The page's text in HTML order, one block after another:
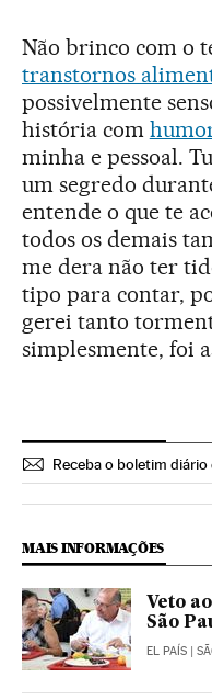
Não brinco com o
transtornos
possivelmente
história com
minha e pessoal.
um segredo
entende o que te
todos os demais
me dera não ter
tipo para contar,
gerei tanto
simplesmente, foi
Receba o boletim diário
MAIS INFORMAÇÕES
Veto
São
EL PAÍS |